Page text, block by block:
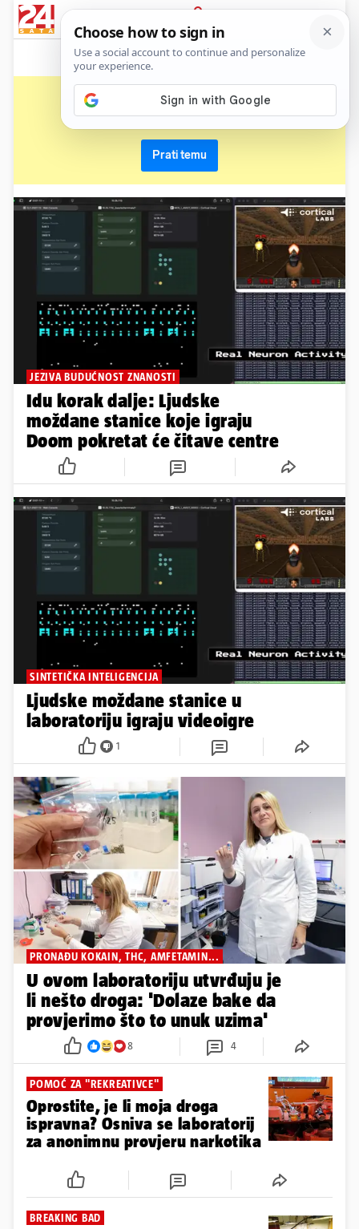
PRIJAVA
News
laboratorij
Prati temu
JEZIVA BUDUĆNOST ZNANOSTI
Idu korak dalje: Ljudske
moždane stanice koje igraju
Doom pokretat će čitave centre
SINTETIČKA INTELIGENCIJA
Ljudske moždane stanice u
laboratoriju igraju videoigre
1
PRONAĐU KOKAIN, THC, AMFETAMIN...
U ovom laboratoriju utvrđuju je
li nešto droga: 'Dolaze bake da
provjerimo što to unuk uzima'
8 4
POMOĆ ZA "REKREATIVCE"
Oprostite, je li moja droga
ispravna? Osniva se laboratorij
za anonimnu provjeru narkotika
BREAKING BAD